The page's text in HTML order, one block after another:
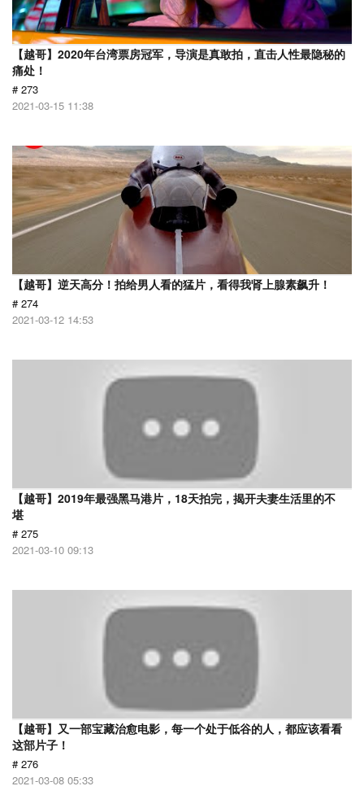
【越哥】2020年台湾票房冠军，导演是真敢拍，直击人性最隐秘的
痛处！
# 273
2021-03-15 11:38
【越哥】逆天高分！拍给男人看的猛片，看得我肾上腺素飙升！
# 274
2021-03-12 14:53
【越哥】2019年最强黑马港片，18天拍完，揭开夫妻生活里的不
堪
# 275
2021-03-10 09:13
【越哥】又一部宝藏治愈电影，每一个处于低谷的人，都应该看看
这部片子！
# 276
2021-03-08 05:33